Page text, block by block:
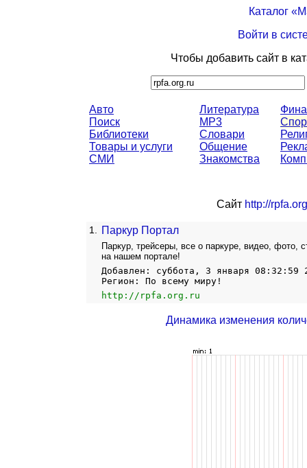
Каталог
Войти в
Чтобы добавить сайт в
Авто
Поиск
Библиотеки
Товары и услуги
СМИ
Литература
MP3
Словари
Общение
Знакомства
Сайт http://
1. Паркур Портал
Паркур, трейсеры, все о паркуре, видео, фото,
на нашем портале!
Добавлен: суббота, 3 января 08:32:59
Регион: По всему миру!
http://rpfa.org.ru
Динамика изменения